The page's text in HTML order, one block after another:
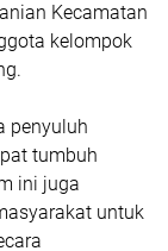
Kecamatan
kelompok
penyuluh
tumbuh
ini juga
untuk